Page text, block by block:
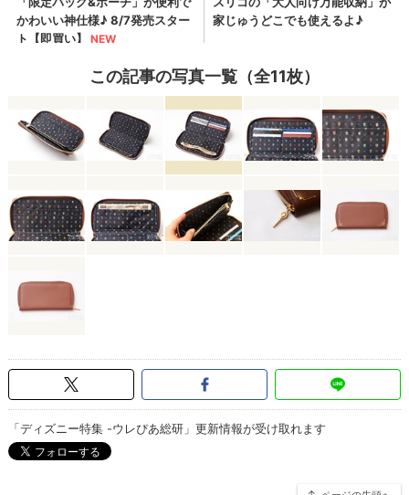
この記事の写真一覧（全11枚）
「ディズニー特集 -ウレぴあ総研」更新情報が受け取れます